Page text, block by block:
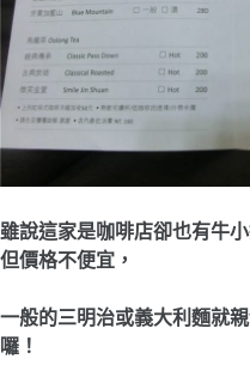
雖說這家是咖啡店卻也有牛
但價格不便宜，
一般的三明治或義大利麵就
囉！